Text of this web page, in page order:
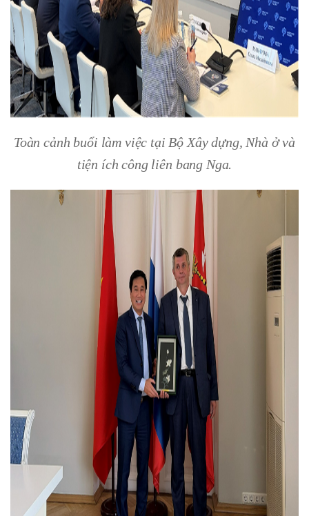
Toàn cảnh buổi làm việc tại Bộ Xây dựng, Nhà ở và
tiện ích công liên bang Nga.